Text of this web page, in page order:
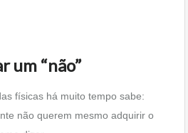
um “não”
físicas há muito tempo sabe:
não querem mesmo adquirir o